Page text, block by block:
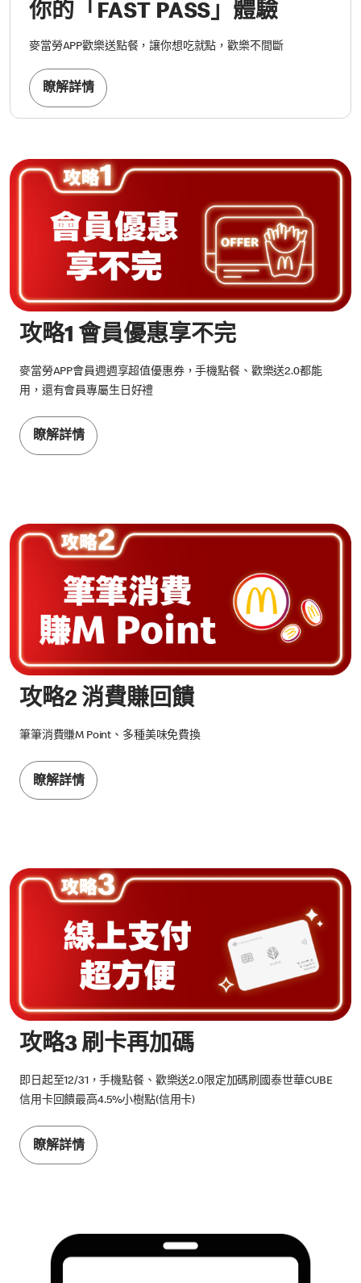
你的「FAST PASS」體驗
麥當勞APP歡樂送點餐，讓你想吃就點，歡樂不間斷
瞭解詳情
攻略1 會員優惠享不完
麥當勞APP會員週週享​超值優惠券，手機點餐、歡樂送2.0都能
用，還有會員專屬生日好禮
瞭解詳情
攻略2 消費賺回饋
筆筆消費賺M Point、多種美味免費換
瞭解詳情
攻略3 刷卡再加碼
即日起至12/31，手機點餐、歡樂送2.0限定加碼刷國泰世華CUBE
信用卡回饋最高4.5%小樹點(信用卡)
瞭解詳情